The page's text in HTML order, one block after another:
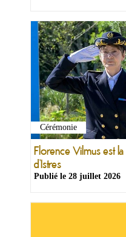
Cérémonie
Florence Vilmus est
d’Istres
Publié le 28 juillet 2026